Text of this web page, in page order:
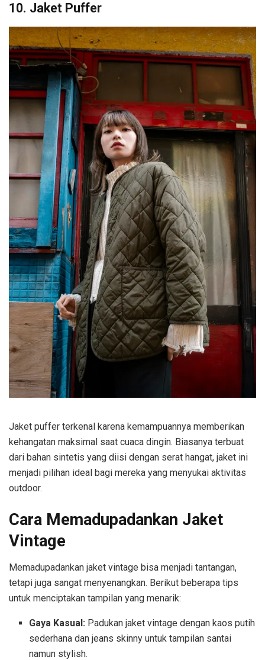
10. Jaket Puffer
Jaket puffer terkenal karena kemampuannya memberikan
kehangatan maksimal saat cuaca dingin. Biasanya terbuat
dari bahan sintetis yang diisi dengan serat hangat, jaket ini
menjadi pilihan ideal bagi mereka yang menyukai aktivitas
outdoor.
Cara Memadupadankan Jaket
Vintage
Memadupadankan jaket vintage bisa menjadi tantangan,
tetapi juga sangat menyenangkan. Berikut beberapa tips
untuk menciptakan tampilan yang menarik:
Gaya Kasual: Padukan jaket vintage dengan kaos putih
sederhana dan jeans skinny untuk tampilan santai
namun stylish.